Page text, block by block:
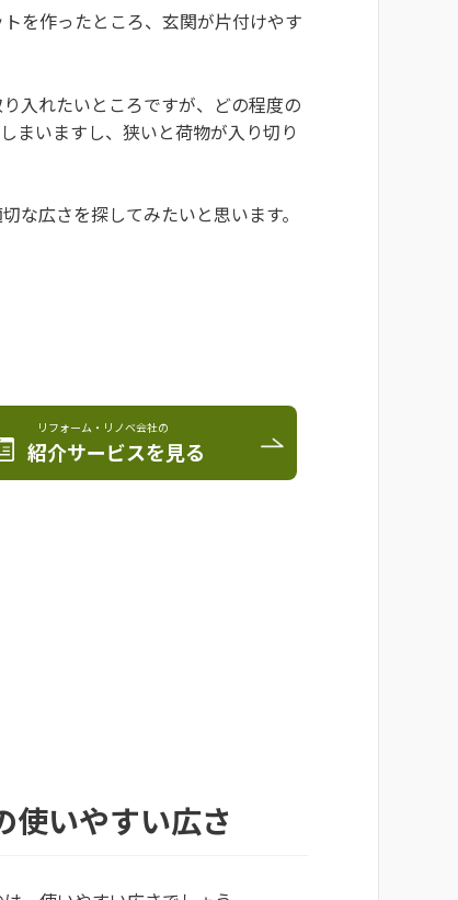
を作ったところ、玄関が片付けやす
入れたいところですが、どの程度の
まいますし、狭いと荷物が入り切り
な広さを探してみたいと思います。
リフォーム・リノベ会社の
紹介サービスを見る
使いやすい広さ